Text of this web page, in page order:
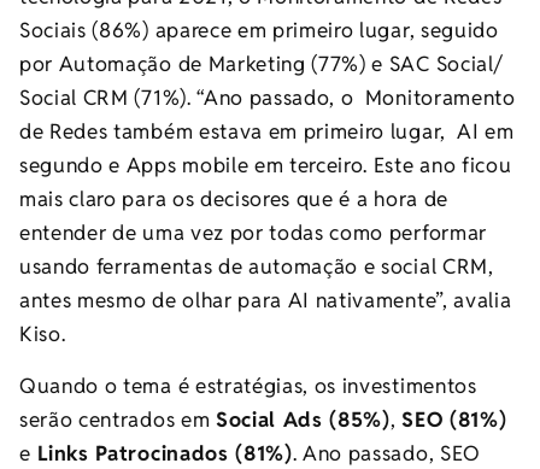
Sociais (86%) aparece em primeiro lugar, seguido
por Automação de Marketing (77%) e SAC Social/
Social CRM (71%). “Ano passado, o Monitoramento
de Redes também estava em primeiro lugar, AI em
segundo e Apps mobile em terceiro. Este ano ficou
mais claro para os decisores que é a hora de
entender de uma vez por todas como performar
usando ferramentas de automação e social CRM,
antes mesmo de olhar para AI nativamente”, avalia
Kiso.
Quando o tema é estratégias, os investimentos
serão centrados em Social Ads (85%),SEO (81%)
e Links Patrocinados (81%). Ano passado, SEO